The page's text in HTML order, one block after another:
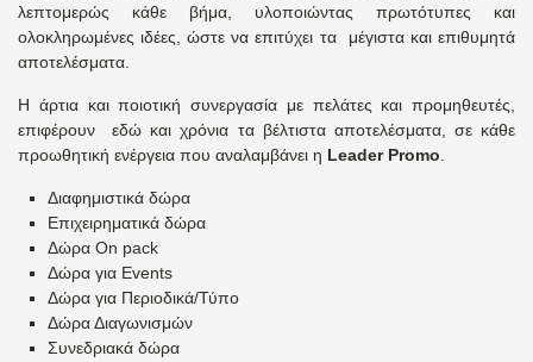
λεπτομερώς κάθε βήμα, υλοποιώντας πρωτότυπες και
ολοκληρωμένες ιδέες, ώστε να επιτύχει τα μέγιστα και επιθυμητά
αποτελέσματα.
Η άρτια και ποιοτική συνεργασία με πελάτες και προμηθευτές,
επιφέρουν εδώ και χρόνια τα βέλτιστα αποτελέσματα, σε κάθε
προωθητική ενέργεια που αναλαμβάνει η Leader Promo.
Διαφημιστικά δώρα
Επιχειρηματικά δώρα
Δώρα On pack
Δώρα για Events
Δώρα για Περιοδικά/Τύπο
Δώρα Διαγωνισμών
Συνεδριακά δώρα